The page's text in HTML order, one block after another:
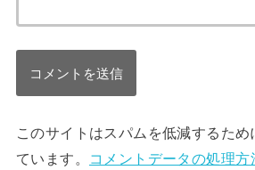
このサイトはスパムを低減するた
ています。 コメントデータの処理